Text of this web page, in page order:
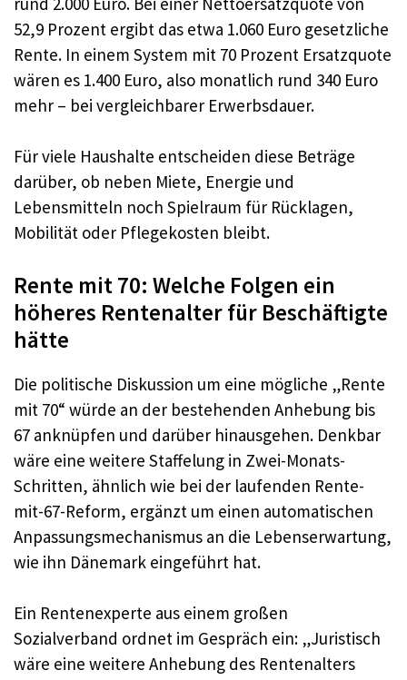
52,9 Prozent ergibt das etwa 1.060 Euro gesetzliche
Rente. In einem System mit 70 Prozent Ersatzquote
wären es 1.400 Euro, also monatlich rund 340 Euro
mehr – bei vergleichbarer Erwerbsdauer.
Für viele Haushalte entscheiden diese Beträge
darüber, ob neben Miete, Energie und
Lebensmitteln noch Spielraum für Rücklagen,
Mobilität oder Pflegekosten bleibt.
Rente mit 70: Welche Folgen ein
höheres Rentenalter für Beschäftigte
hätte
Die politische Diskussion um eine mögliche „Rente
mit 70“ würde an der bestehenden Anhebung bis
67 anknüpfen und darüber hinausgehen. Denkbar
wäre eine weitere Staffelung in Zwei-Monats-
Schritten, ähnlich wie bei der laufenden Rente-
mit-67-Reform, ergänzt um einen automatischen
Anpassungsmechanismus an die Lebenserwartung,
wie ihn Dänemark eingeführt hat.
Ein Rentenexperte aus einem großen
Sozialverband ordnet im Gespräch ein: „Juristisch
wäre eine weitere Anhebung des Rentenalters